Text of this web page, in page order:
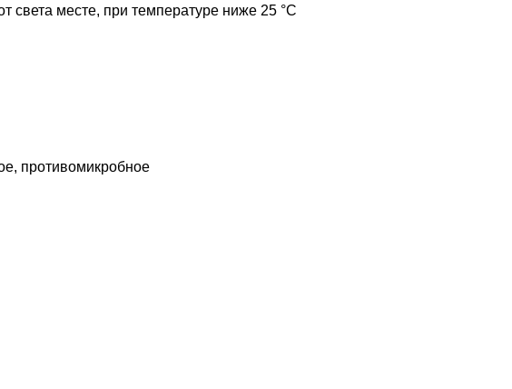
месте, при температуре ниже 25 °C
противомикробное